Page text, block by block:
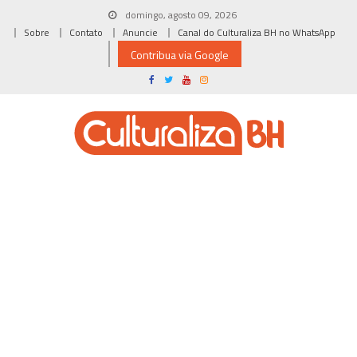
domingo, agosto 09, 2026
Sobre
Contato Anuncie Canal do Culturaliza BH no WhatsApp
Contribua via Google